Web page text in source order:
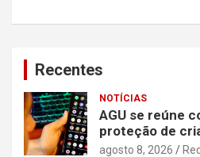
Recentes
NOTÍCIAS
AGU se reúne
proteção de
agosto 8, 2026